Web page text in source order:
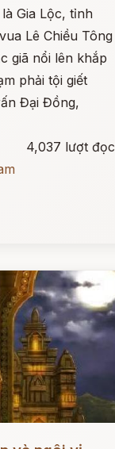
Gia Lộc, tỉnh
Lê Chiều Tông
giã nổi lên khắp
phải tội giết
Đại Đồng,
4,037 lượt đọc